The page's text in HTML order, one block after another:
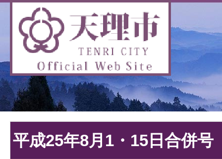
平成25年8月1・15日合併号